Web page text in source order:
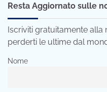
Resta Aggiornato sulle
Iscriviti gratuitamente alla
perderti le ultime dal
Nome